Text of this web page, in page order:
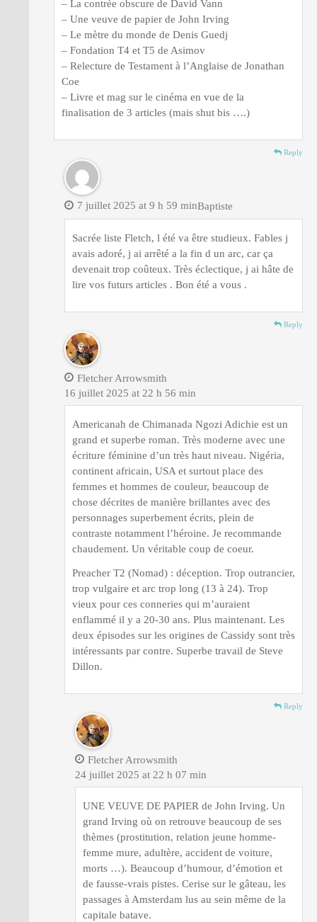
– La contrée obscure de David Vann
– Une veuve de papier de John Irving
– Le mètre du monde de Denis Guedj
– Fondation T4 et T5 de Asimov
– Relecture de Testament à l’Anglaise de Jonathan
Coe
– Livre et mag sur le cinéma en vue de la
finalisation de 3 articles (mais shut bis ….)
Reply
Baptiste
7 juillet 2025 at 9 h 59 min
Sacrée liste Fletch, l été va être studieux. Fables j
avais adoré, j ai arrêté a la fin d un arc, car ça
devenait trop coûteux. Très éclectique, j ai hâte de
lire vos futurs articles . Bon été a vous .
Reply
Fletcher Arrowsmith
16 juillet 2025 at 22 h 56 min
Americanah de Chimanada Ngozi Adichie est un
grand et superbe roman. Très moderne avec une
écriture féminine d’un très haut niveau. Nigéria,
continent africain, USA et surtout place des
femmes et hommes de couleur, beaucoup de
chose décrites de manière brillantes avec des
personnages superbement écrits, plein de
contraste notamment l’héroine. Je recommande
chaudement. Un véritable coup de coeur.
Preacher T2 (Nomad) : déception. Trop outrancier,
trop vulgaire et arc trop long (13 à 24). Trop
vieux pour ces conneries qui m’auraient
enflammé il y a 20-30 ans. Plus maintenant. Les
deux épisodes sur les origines de Cassidy sont très
intéressants par contre. Superbe travail de Steve
Dillon.
Reply
Fletcher Arrowsmith
24 juillet 2025 at 22 h 07 min
UNE VEUVE DE PAPIER de John Irving. Un
grand Irving où on retrouve beaucoup de ses
thèmes (prostitution, relation jeune homme-
femme mure, adultère, accident de voiture,
morts …). Beaucoup d’humour, d’émotion et
de fausse-vrais pistes. Cerise sur le gâteau, les
passages à Amsterdam lus au sein même de la
capitale batave.